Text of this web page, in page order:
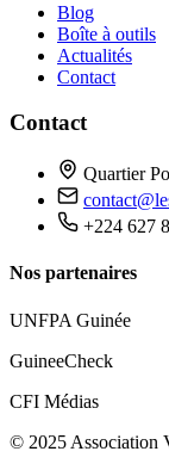
Blog
Boîte à outils
Actualités
Contact
Contact
Quartier
+224 627
Nos partenaires
UNFPA Guinée
GuineeCheck
CFI Médias
© 2025 Association